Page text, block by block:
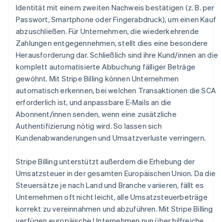
Identität mit einem zweiten Nachweis bestätigen (z. B. per
Passwort, Smartphone oder Fingerabdruck), um einen Kauf
abzuschließen. Für Unternehmen, die wiederkehrende
Zahlungen entgegennehmen, stellt dies eine besondere
Herausforderung dar. Schließlich sind ihre Kund/innen an die
komplett automatisierte Abbuchung fälliger Beträge
gewöhnt. Mit Stripe Billing können Unternehmen
automatisch erkennen, bei welchen Transaktionen die SCA
erforderlich ist, und anpassbare E-Mails an die
Abonnent/innen senden, wenn eine zusätzliche
Authentifizierung nötig wird. So lassen sich
Kundenabwanderungen und Umsatzverluste verringern.
Stripe Billing unterstützt außerdem die Erhebung der
Umsatzsteuer in der gesamten Europäischen Union. Da die
Steuersätze je nach Land und Branche variieren, fällt es
Unternehmen oft nicht leicht, alle Umsatzsteuerbeträge
korrekt zu vereinnahmen und abzuführen. Mit Stripe Billing
DeutschEnglish
Estland
English
Festlandchina
简体中文 English
Finnland
EnglishSvenska
Frankreich
FrançaisEnglish
Gibraltar
English
Griechenland
English
Indien
Irland
English
Italien
ItalianoEnglish
Japan
日本語English